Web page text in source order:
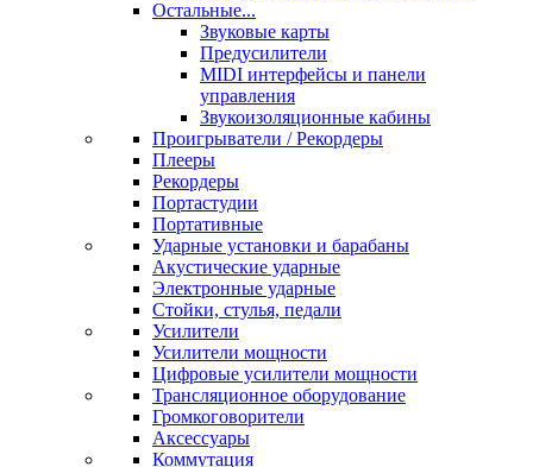
Остальные...
Звуковые карты
Предусилители
MIDI интерфейсы и панели
управления
Звукоизоляционные кабины
Проигрыватели / Рекордеры
Плееры
Рекордеры
Портастудии
Портативные
Ударные установки и барабаны
Акустические ударные
Электронные ударные
Стойки, стулья, педали
Усилители
Усилители мощности
Цифровые усилители мощности
Трансляционное оборудование
Громкоговорители
Аксессуары
Коммутация